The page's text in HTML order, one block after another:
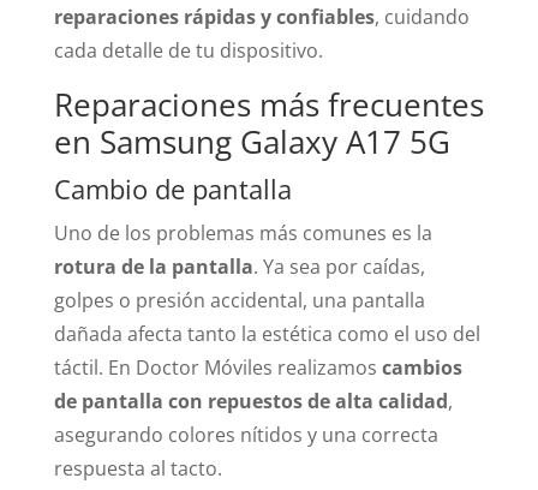
reparaciones rápidas y confiables, cuidando
cada detalle de tu dispositivo.
Reparaciones más frecuentes
en Samsung Galaxy A17 5G
Cambio de pantalla
Uno de los problemas más comunes es la
rotura de la pantalla. Ya sea por caídas,
golpes o presión accidental, una pantalla
dañada afecta tanto la estética como el uso del
táctil. En Doctor Móviles realizamos cambios
de pantalla con repuestos de alta calidad,
asegurando colores nítidos y una correcta
respuesta al tacto.